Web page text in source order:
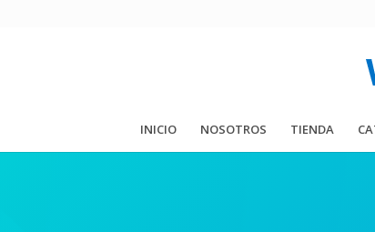
INICIO NOSOTROS TIENDA